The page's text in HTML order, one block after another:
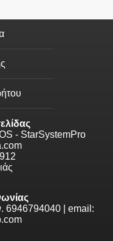
- StarSystemPro
6946794040 | email: